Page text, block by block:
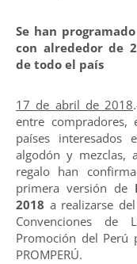
Se han
con alrededor de
de todo el país
17 de abril de 2018
entre compradores,
países interesados
algodón y mezclas,
regalo han
primera versión de
2018 a realizarse
Convenciones
Promoción del Perú
PROMPERÚ.